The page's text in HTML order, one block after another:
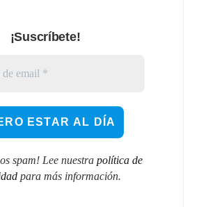
¡Suscríbete!
spam! Lee nuestra política de
para más información.